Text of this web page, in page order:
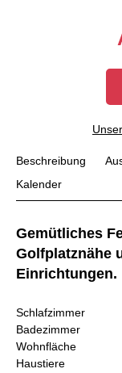
Beschreibung
Kalender
Gemütliches
Golfplatznähe
Einrichtungen.
Schlafzimmer
Badezimmer
Wohnfläche
Haustiere